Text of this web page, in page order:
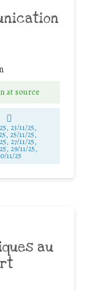
at source
, 23/11/25,
, 25/11/25,
, 27/11/25,
, 29/11/25,
11/25
au